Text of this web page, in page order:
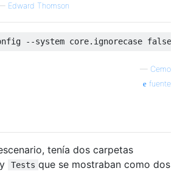
Edward Thomson
— Cemo
fuente
tenía dos carpetas
y Tests que se mostraban como dos